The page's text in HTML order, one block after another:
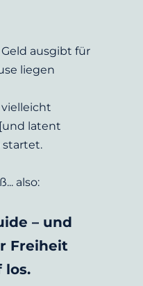
ausgibt für
liegen
vielleicht
latent
startet.
also:
– und
Freiheit
los.